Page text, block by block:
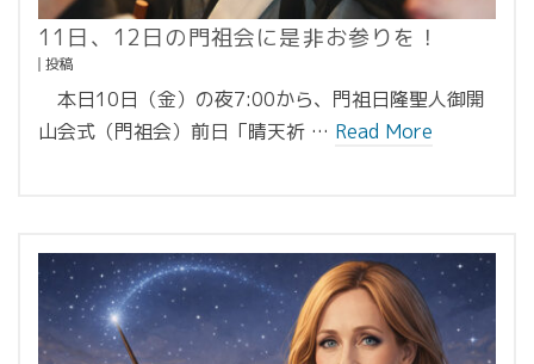
11日、12日の門祖会に是非お参りを！
投稿
本日10日（金）の夜7:00から、門祖日隆聖人御開
山会式（門祖会）前日「晴天祈 … Read More